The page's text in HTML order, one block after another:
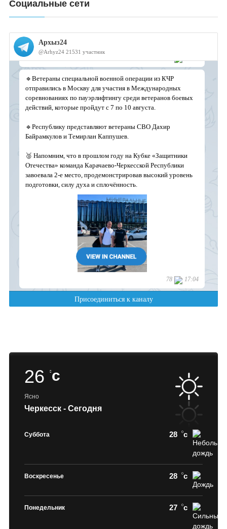
Социальные сети
26 c
Ясно
Черкесск - Сегодня
Суббота 28 c
Воскресенье 28 c
Понедельник 27 c